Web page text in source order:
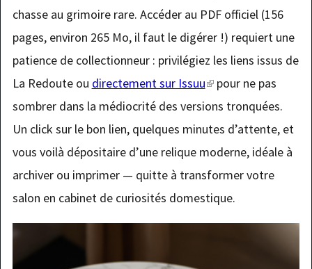
chasse au grimoire rare. Accéder au PDF officiel (156
pages, environ 265 Mo, il faut le digérer !) requiert une
patience de collectionneur : privilégiez les liens issus de
La Redoute ou directement sur Issuu(link
is
external)
pour ne pas
sombrer dans la médiocrité des versions tronquées.
Un click sur le bon lien, quelques minutes d’attente, et
vous voilà dépositaire d’une relique moderne, idéale à
archiver ou imprimer — quitte à transformer votre
salon en cabinet de curiosités domestique.